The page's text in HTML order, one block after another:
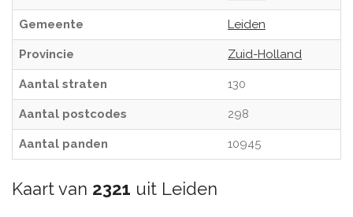
Gemeente Leiden
Provincie Zuid-Holland
Aantal straten 130
Aantal postcodes 298
Aantal panden 10945
Kaart van 2321 uit Leiden